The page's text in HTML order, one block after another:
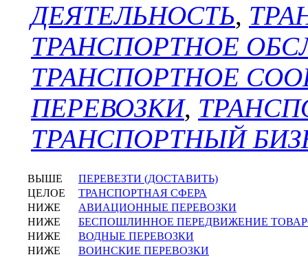
ДЕЯТЕЛЬНОСТЬ,
ТРАНСПОРТНОЕ
ТРАНСПОРТНОЕ
ПЕРЕВОЗКИ,
ТРАНСПОРТНЫЙ
ВЫШЕ
ПЕРЕВЕЗТИ (ДОСТАВИТЬ)
ЦЕЛОЕ
ТРАНСПОРТНАЯ СФЕРА
НИЖЕ
АВИАЦИОННЫЕ ПЕРЕВОЗКИ
НИЖЕ
БЕСПОШЛИННОЕ ПЕРЕДВИЖЕНИЕ
НИЖЕ
ВОДНЫЕ ПЕРЕВОЗКИ
НИЖЕ
ВОИНСКИЕ ПЕРЕВОЗКИ